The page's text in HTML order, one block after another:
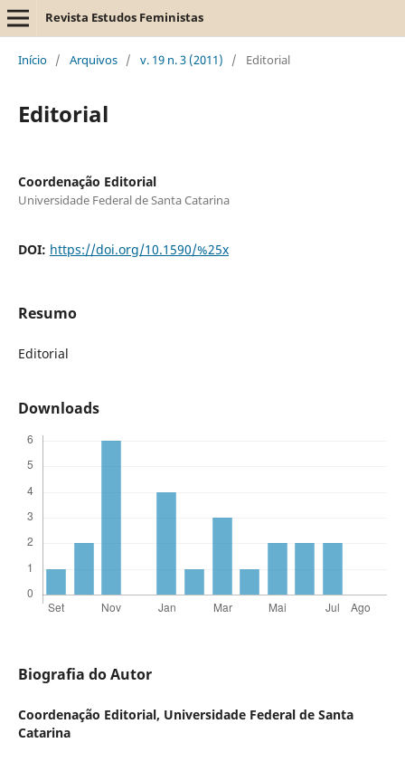
Revista Estudos Feministas
Início / Arquivos / v. 19 n. 3 (2011) / Editorial
Editorial
Coordenação Editorial
Universidade Federal de Santa Catarina
DOI: https://doi.org/10.1590/%25x
Resumo
Editorial
Downloads
Biografia do Autor
Coordenação Editorial, Universidade Federal de Santa
Catarina